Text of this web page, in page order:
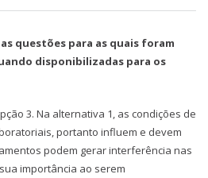
questões para as quais foram
disponibilizadas para os
3. Na alternativa 1, as condições de
portanto influem e devem
podem gerar interferência nas
importância ao serem